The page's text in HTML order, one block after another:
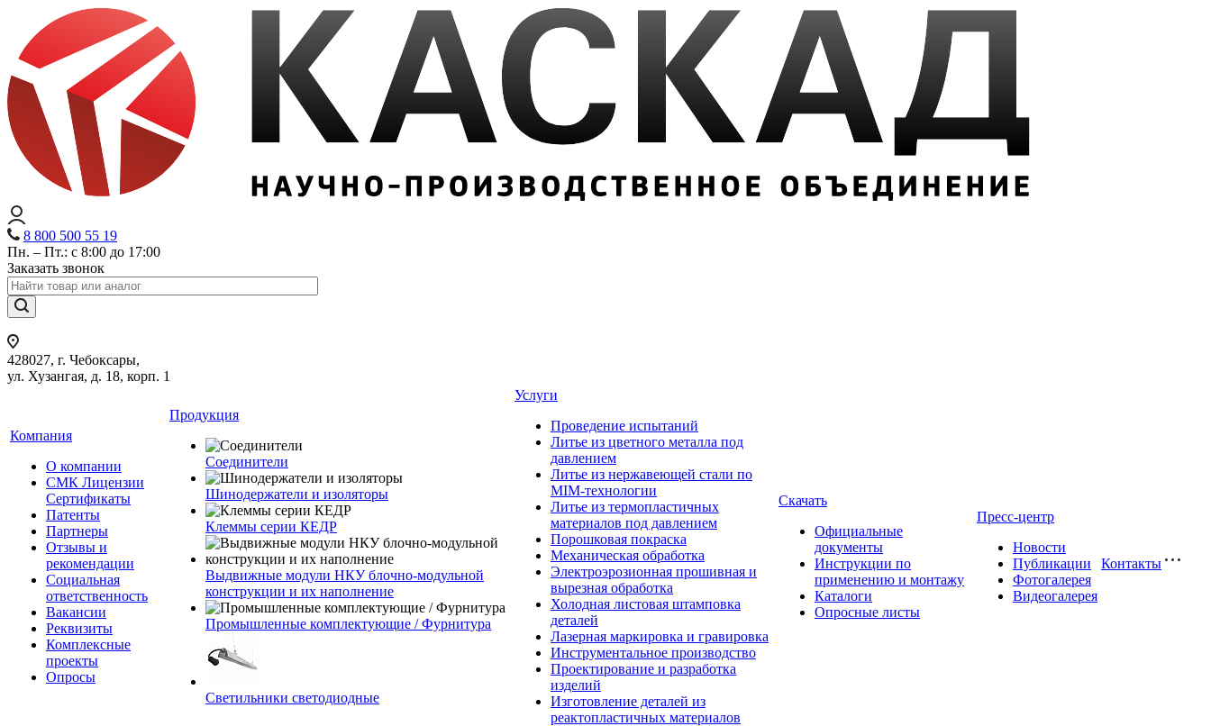
8 800 500 55 19
Пн. – Пт.: с 8:00 до 17:00
Заказать звонок
428027, г. Чебоксары,
ул. Хузангая, д. 18, корп. 1
Компания
О компании
СМК Лицензии
Сертификаты
Патенты
Партнеры
Отзывы и
рекомендации
Социальная
ответственность
Вакансии
Реквизиты
Комплексные
проекты
Опросы
Продукция
Соединители
Шинодержатели и изоляторы
Клеммы серии КЕДР
Выдвижные модули НКУ блочно-модульной
конструкции и их наполнение
Промышленные комплектующие / Фурнитура
Светильники светодиодные
Услуги
Проведение испытаний
Литье из цветного металла под
давлением
Литье из нержавеющей стали по
MIM-технологии
Литье из термопластичных
материалов под давлением
Порошковая покраска
Механическая обработка
Электроэрозионная прошивная и
вырезная обработка
Холодная листовая штамповка
деталей
Лазерная маркировка и гравировка
Инструментальное производство
Проектирование и разработка
изделий
Изготовление деталей из
реактопластичных материалов
Скачать
Официальные
документы
Инструкции по
применению и монтажу
Каталоги
Опросные листы
Пресс-центр
Новости
Публикации
Фотогалерея
Видеогалерея
Контакты